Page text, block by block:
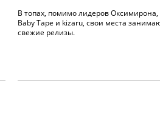
В топах, помимо лидеров Оксимирона,
Baby Tape и kizaru, свои места
свежие релизы.